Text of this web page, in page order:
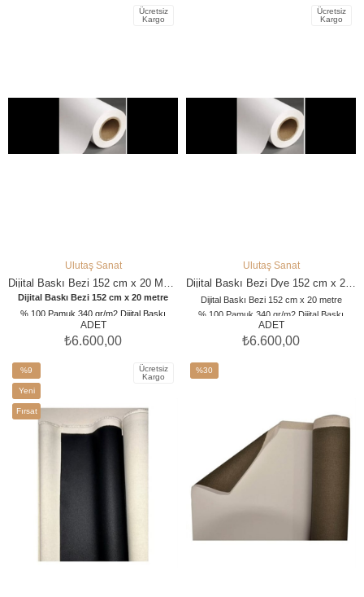
SEPETE EKLE
Ücretsiz
Kargo
Ulutaş Sanat
Dijital Baskı Bezi 152 cm x 20 metre
% 100 Pamuk 340 gr/m2 Dijital Baskı
Dijital Tuval Bezi
ADET
₺6.600,00
SEPETE EKLE
Ücretsiz
Kargo
Ulutaş Sanat
Dijital Baskı Bezi 152 cm x 20 metre
% 100 Pamuk 340 gr/m2 Dijital Baskı
Canvası %100 Cotton
Dye Mürekkebe Uygun Parlak Kanvas
ADET
₺6.600,00
%9
İndirim
%9İndirim
Yeni
Ürün
Fırsat
Ücretsiz
Kargo
%30